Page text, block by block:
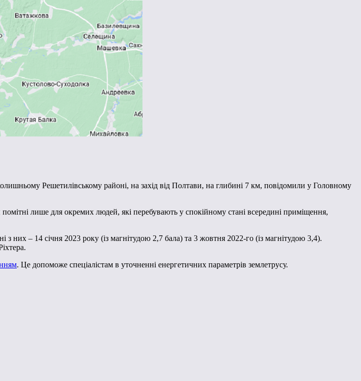
Решетилівському районі, на захід від Полтави, на глибині 7 км, повідомили у Головному
лише для окремих людей, які перебувають у спокійному стані всередині приміщення,
з них – 14 січня 2023 року (із магнітудою 2,7 бала) та 3 жовтня 2022-го (із магнітудою 3,4).
. Це допоможе спеціалістам в уточненні енергетичних параметрів землетрусу.